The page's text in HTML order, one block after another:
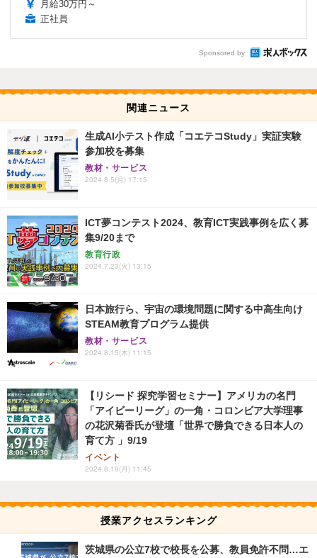
月給30万円～
正社員
Sponsored by
関連ニュース
生成AI小テスト作成「コエテコStudy」実証実験
参加校を募集
教材・サービス
2024.8.5(月) 17:15
ICT夢コンテスト2024、教育ICT実践事例を広く募
集9/20まで
教育行政
2024.7.23(火) 13:15
日本旅行ら、宇宙の環境問題に関する中高生向け
STEAM教育プログラム提供
教材・サービス
2024.8.15(木) 11:15
【リシード 探究学習セミナー】アメリカの名門
「アイビーリーグ」の一角・コロンビア大学理事
の花沢菊香氏が登壇「世界で勝負できる日本人の
育て方 」9/19
イベント
2024.8.19(月) 11:45
授業アクセスランキング
茨城県の公立7校で校長を公募、教員免許不問…エ